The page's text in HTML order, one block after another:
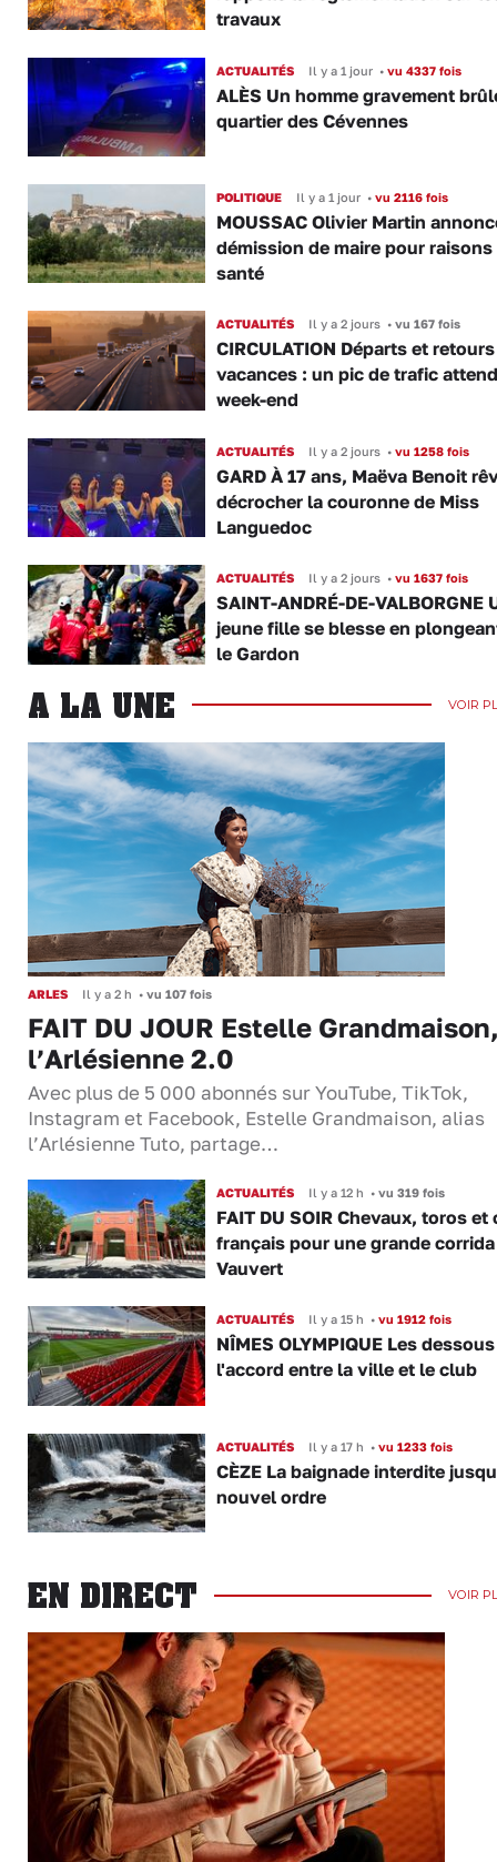
travaux
ACTUALITÉS Il y a 1 jour •vu 4337 fois
ALÈS Un homme gravement
quartier des Cévennes
POLITIQUE Il y a 1 jour •vu 2116 fois
MOUSSAC Olivier Martin
démission de maire pour raisons
santé
ACTUALITÉS Il y a 2 jours •vu 167 fois
CIRCULATION Départs et
vacances : un pic de trafic
week-end
ACTUALITÉS Il y a 2 jours •vu 1258 fois
GARD À 17 ans, Maëva Benoit
décrocher la couronne de Miss
Languedoc
ACTUALITÉS Il y a 2 jours •vu 1637 fois
SAINT-ANDRÉ-DE-VALBORGNE
jeune fille se blesse en
le Gardon
A LA UNE VOIR
ARLES Il y a 2 h • vu 107 fois
FAIT DU JOUR Estelle
l’Arlésienne 2.0
Avec plus de 5 000 abonnés sur YouTube, TikTok,
Instagram et Facebook, Estelle Grandmaison, alias
l’Arlésienne Tuto, partage…
ACTUALITÉS Il y a 12 h •vu 319 fois
FAIT DU SOIR Chevaux, toros et
français pour une grande corrida
Vauvert
ACTUALITÉS Il y a 15 h •vu 1912 fois
NÎMES OLYMPIQUE Les
l'accord entre la ville et le club
ACTUALITÉS Il y a 17 h •vu 1233 fois
CÈZE La baignade interdite
nouvel ordre
EN DIRECT VOIR